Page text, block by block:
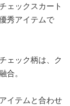
ェックスカート
秀アイテムで
ェック柄は、ク
。
イテムと合わせ